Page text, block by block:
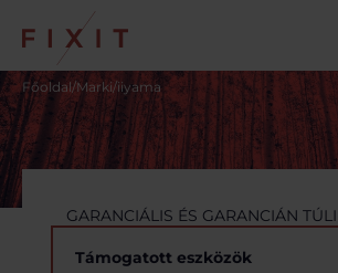
Főoldal/Marki/iiyama
GARANCIÁLIS ÉS GARANCIÁN
Támogatott eszközök